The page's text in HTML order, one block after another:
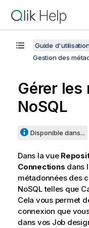
Guide
Gestion des
Gérer les
NoSQL
Disponible dans...
Dans la vue
Connections dans
métadonnées des
NoSQL telles que
Cela vous permet
connexion que
dans vos Job